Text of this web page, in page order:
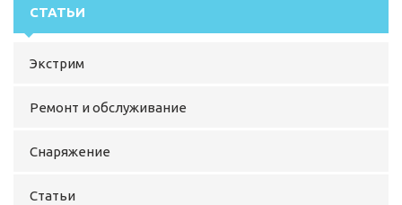
СТАТЬИ
Экстрим
Ремонт и обслуживание
Снаряжение
Статьи